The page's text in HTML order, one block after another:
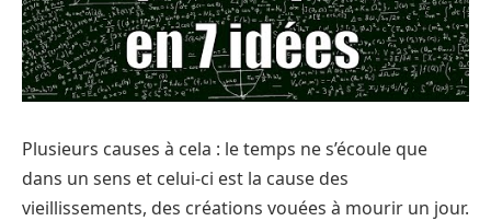
Plusieurs causes à cela : le temps ne s’écoule que
dans un sens et celui-ci est la cause des
vieillissements, des créations vouées à mourir un jour.